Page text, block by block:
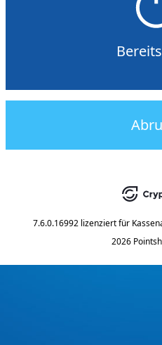
7.6.0.16992 lizenziert für
2026